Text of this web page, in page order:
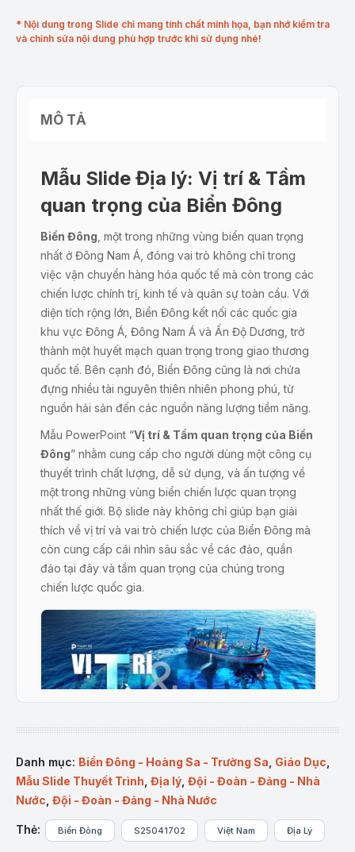
* Nội dung trong Slide chỉ mang tính chất minh họa, bạn nhớ kiểm tra
và chỉnh sửa nội dung phù hợp trước khi sử dụng nhé!
MÔ TẢ
Mẫu Slide Địa lý: Vị trí & Tầm
quan trọng của Biển Đông
Biển Đông , một trong những vùng biển quan trọng
nhất ở Đông Nam Á, đóng vai trò không chỉ trong
việc vận chuyển hàng hóa quốc tế mà còn trong các
chiến lược chính trị, kinh tế và quân sự toàn cầu. Với
diện tích rộng lớn, Biển Đông kết nối các quốc gia
khu vực Đông Á, Đông Nam Á và Ấn Độ Dương, trở
thành một huyết mạch quan trọng trong giao thương
quốc tế. Bên cạnh đó, Biển Đông cũng là nơi chứa
đựng nhiều tài nguyên thiên nhiên phong phú, từ
nguồn hải sản đến các nguồn năng lượng tiềm năng.
Mẫu PowerPoint “Vị trí & Tầm quan trọng của Biển
Đông” nhằm cung cấp cho người dùng một công cụ
thuyết trình chất lượng, dễ sử dụng, và ấn tượng về
một trong những vùng biển chiến lược quan trọng
nhất thế giới. Bộ slide này không chỉ giúp bạn giải
thích về vị trí và vai trò chiến lược của Biển Đông mà
còn cung cấp cái nhìn sâu sắc về các đảo, quần
đảo tại đây và tầm quan trọng của chúng trong
chiến lược quốc gia.
Sản phẩm Slide “Vị trí & Tầm quan trọng của Biển Đông” tại
Tuyệt Kỹ Powerpoint
Mô tả sản phẩm:
Danh mục: Biển Đông - Hoàng Sa - Trường Sa Giáo Dục
Mẫu Slide Thuyết Trình Địa lý Đội - Đoàn - Đảng - Nhà
Nước Đội - Đoàn - Đảng - Nhà Nước
Thẻ: Biển Đông S25041702 Việt Nam Địa Lý